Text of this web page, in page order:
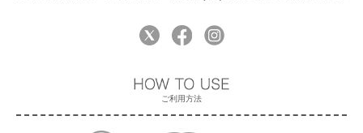
ご利用方法